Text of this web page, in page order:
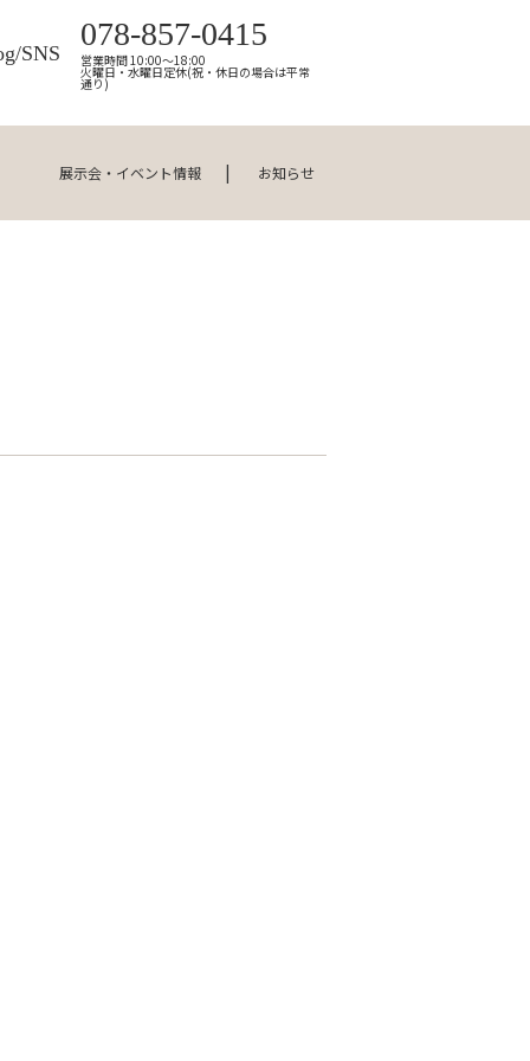
SNS
078-857-0415
営業時間 10:00～18:00
火曜日・水曜日定休(祝・休日の場合は平常
通り)
展示会・イベント情報 お知らせ